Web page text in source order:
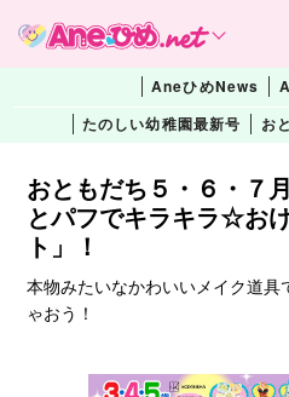
AneひめNews
たのしい幼稚園最新号
お
おともだち５・６・７
とパフでキラキラ☆お
ト」！
本物みたいなかわいいメイク道
ゃおう！